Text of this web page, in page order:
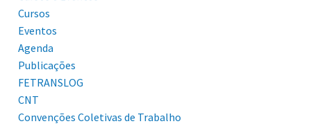
Cursos
Eventos
Agenda
Publicações
FETRANSLOG
CNT
Convenções Coletivas de Trabalho